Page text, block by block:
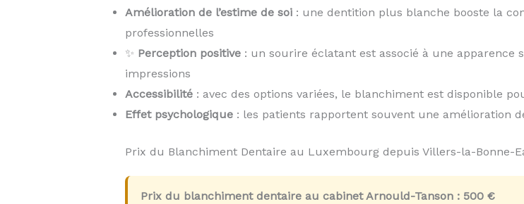
Amélioration de l’estime de soi: une dentition plus blanche booste la
professionnelles
✨ Perception positive: un sourire éclatant est associé à une apparence
impressions
Accessibilité: avec des options variées, le blanchiment est disponible
Effet psychologique: les patients rapportent souvent une amélioration
Prix du Blanchiment Dentaire au Luxembourg depuis Villers-la-Bonne-
Prix du blanchiment dentaire au cabinet Arnould-Tanson : 500 €